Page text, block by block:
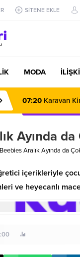
SİTENE EKLE
MODA
07:20 Karavan
Ayında
Aralık Ayında da
içerikleriyle
ve heyecanlı